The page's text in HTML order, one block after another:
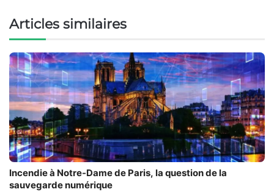
Articles similaires
Incendie à Notre-Dame de Paris, la question de la
sauvegarde numérique